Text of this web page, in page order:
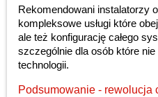
Rekomendowani instalatorzy
kompleksowe usługi które
ale też konfigurację całego
szczególnie dla osób które
technologii.
Podsumowanie - rewolucja